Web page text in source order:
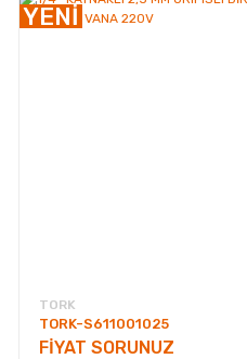
Kompresörler(3)
YENİ
TORK
TORK-S611001025
FİYAT SORUNUZ